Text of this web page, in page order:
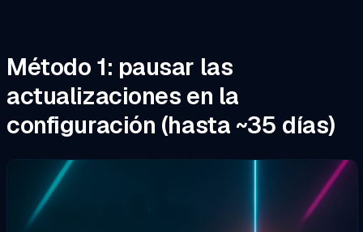
Método 1: pausar las
actualizaciones en la
configuración (hasta ~35 días)